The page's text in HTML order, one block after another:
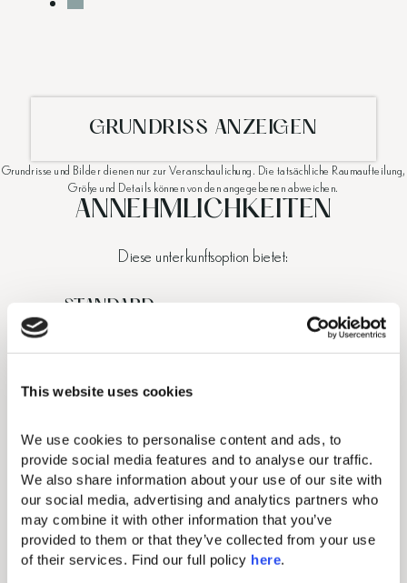
This website uses cookies
We use cookies to personalise content and ads, to
provide social media features and to analyse our traffic.
We also share information about your use of our site with
our social media, advertising and analytics partners who
may combine it with other information that you’ve
provided to them or that they’ve collected from your use
of their services. Find our full policy here.
GRUNDRISS ANZEIGEN
Grundrisse und Bilder dienen nur zur Veranschaulichung. Die tatsächliche Raumaufteilung,
Größe und Details können von den angegebenen abweichen.
ANNEHMLICHKEITEN
Diese unterkunftsoption bietet:
STANDARD-
Schminkspiegel
Individuelle Klimaanlage
50-Zoll-Flachbildfernseher
Minibar – täglich einmal vollständig aufgefüllt